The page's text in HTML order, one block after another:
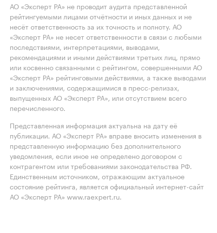
АО «Эксперт РА» не проводит аудита представленной
рейтингуемыми лицами отчётности и иных данных и не
несёт ответственность за их точность и полноту. АО
«Эксперт РА» не несет ответственности в связи с любыми
последствиями, интерпретациями, выводами,
рекомендациями и иными действиями третьих лиц, прямо
или косвенно связанными с рейтингом, совершенными АО
«Эксперт РА» рейтинговыми действиями, а также выводами
и заключениями, содержащимися в пресс-релизах,
выпущенных АО «Эксперт РА», или отсутствием всего
перечисленного.
Представленная информация актуальна на дату её
публикации. АО «Эксперт РА» вправе вносить изменения в
представленную информацию без дополнительного
уведомления, если иное не определено договором с
контрагентом или требованиями законодательства РФ.
Единственным источником, отражающим актуальное
состояние рейтинга, является официальный интернет-сайт
АО «Эксперт РА» www.raexpert.ru.